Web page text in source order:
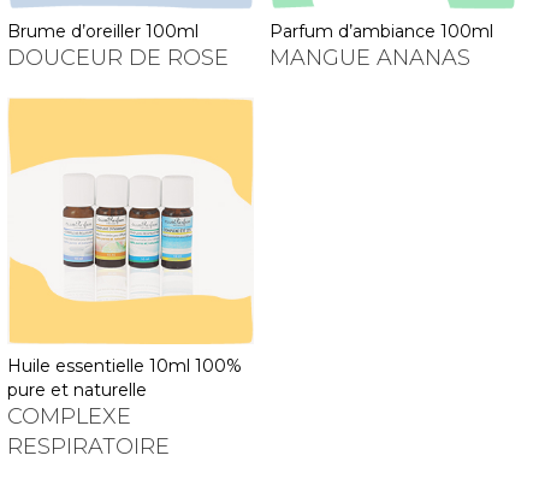
brume d’oreiller 100ml
DOUCEUR DE ROSE
parfum d’ambiance 100ml
MANGUE ANANAS
huile essentielle 10ml 100%
pure et naturelle
COMPLEXE
RESPIRATOIRE